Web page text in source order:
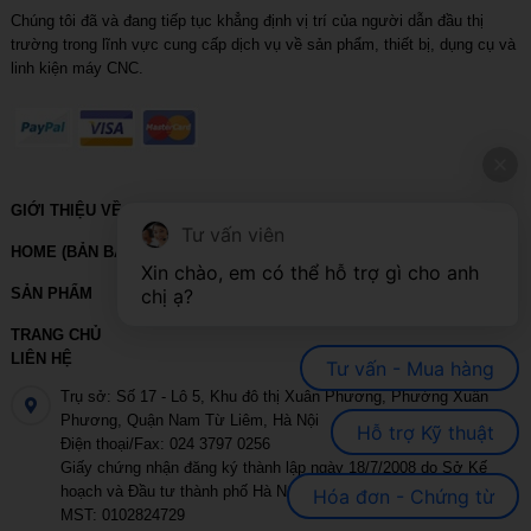
Chúng tôi đã và đang tiếp tục khẳng định vị trí của người dẫn đầu thị
trường trong lĩnh vực cung cấp dịch vụ về sản phẩm, thiết bị, dụng cụ và
linh kiện máy CNC.
GIỚI THIỆU VỀ VIHOTH
HOME (BẢN BACKUP – VUI LÒNG KHÔNG SỬA XÓA)
SẢN PHẨM
TRANG CHỦ
LIÊN HỆ
Trụ sở: Số 17 - Lô 5, Khu đô thị Xuân Phương, Phường Xuân
Phương, Quận Nam Từ Liêm, Hà Nội
Điện thoại/Fax: 024 3797 0256
Giấy chứng nhận đăng ký thành lập ngày 18/7/2008 do Sở Kế
hoạch và Đầu tư thành phố Hà Nội cấp
MST: 0102824729
Tư vấn viên
Xin chào, em có thể hỗ trợ gì cho anh
chị ạ?
Tư vấn - Mua hàng
Hỗ trợ Kỹ thuật
Hóa đơn - Chứng từ